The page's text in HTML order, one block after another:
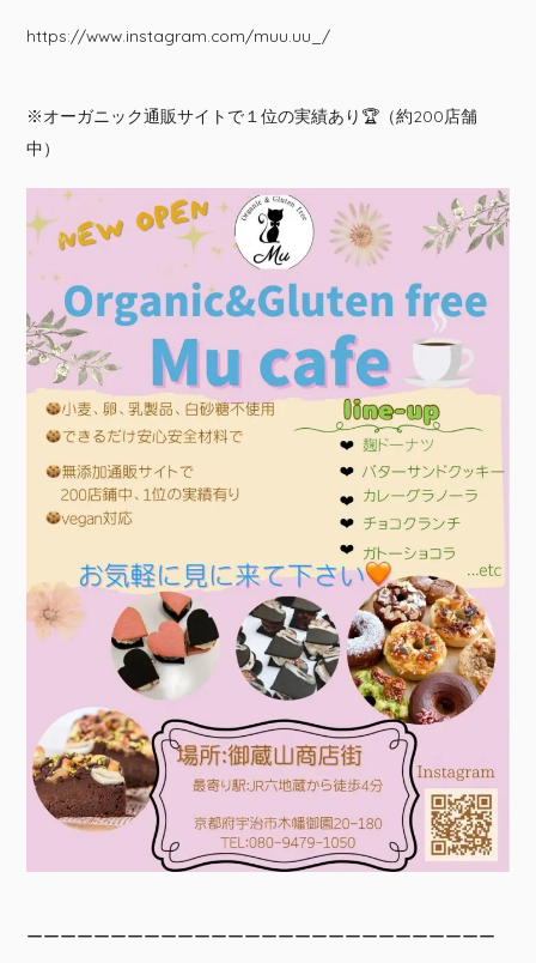
https://www.instagram.com/muu.uu_/
※オーガニック通販サイトで１位の実績あり🏆（約200店舗
中）
ーーーーーーーーーーーーーーーーーーーーーーーーーーーー